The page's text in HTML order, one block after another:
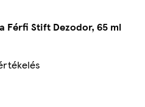
Férfi Stift Dezodor, 65 ml